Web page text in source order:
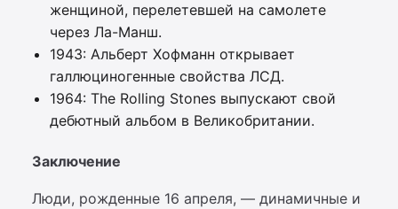
женщиной, перелетевшей на самолете
через Ла-Манш.
1943: Альберт Хофманн открывает
галлюциногенные свойства ЛСД.
1964: The Rolling Stones выпускают свой
дебютный альбом в Великобритании.
Заключение
Люди, рожденные 16 апреля, — динамичные и